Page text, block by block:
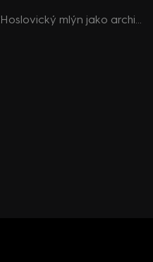
Hoslovický mlýn jako architektonická inspirace